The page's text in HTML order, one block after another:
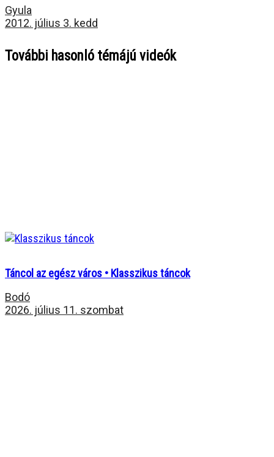
Gyula
2012. július 3. kedd
További hasonló témájú videók
Táncol az egész város • Klasszikus táncok
Bodó
2026. július 11. szombat